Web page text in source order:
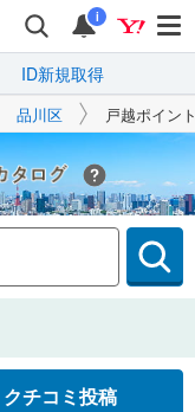
i
ID新規取得
品川区 戸越ポイン
Yahoo!不動産
クチコミ投稿